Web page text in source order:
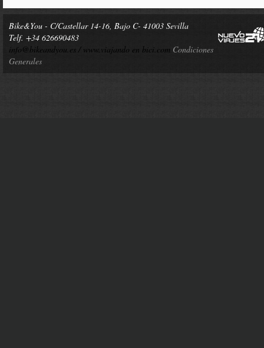
Bike&You - C/Castellar 14-16, Bajo C- 41003 Sevilla
Telf. +34 626690483
info@bikeandyou.es / www.viajando en bici.com Condiciones
Generales